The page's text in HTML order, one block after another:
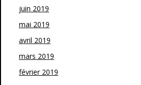
juin 2019
mai 2019
avril 2019
mars 2019
février 2019